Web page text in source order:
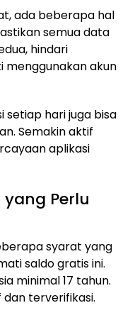
ada beberapa hal
semua data
hindari
menggunakan akun
setiap hari juga bisa
Semakin aktif
aplikasi
Perlu
syarat yang
saldo gratis ini.
minimal 17 tahun.
dan terverifikasi.